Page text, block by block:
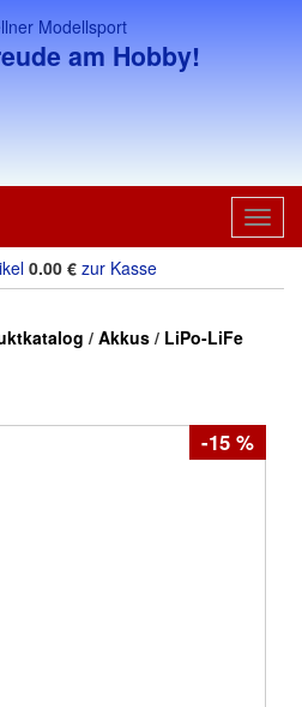
am Hobby!
0.00€ zur Kasse
/ Akkus / LiPo-LiFe
-15 %